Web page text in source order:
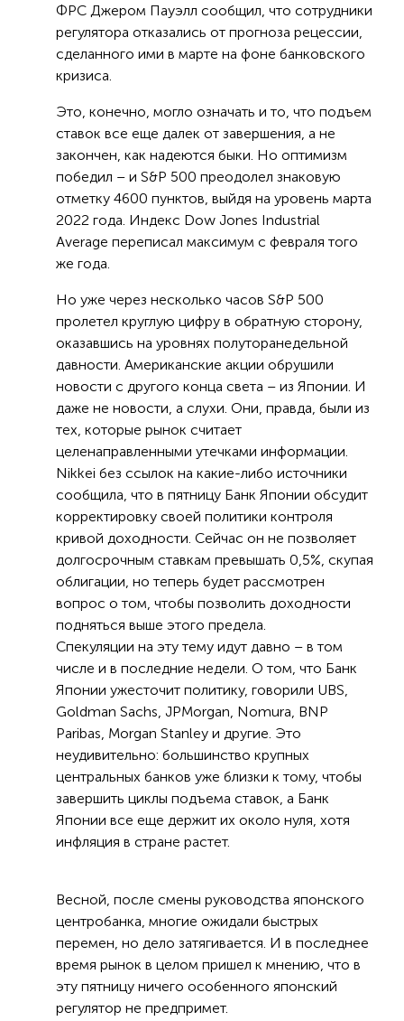
ФРС Джером Пауэлл сообщил, что сотрудники
регулятора отказались от прогноза рецессии,
сделанного ими в марте на фоне банковского
кризиса.
Это, конечно, могло означать и то, что подъем
ставок все еще далек от завершения, а не
закончен, как надеются быки. Но оптимизм
победил – и S&P 500 преодолел знаковую
отметку 4600 пунктов, выйдя на уровень марта
2022 года. Индекс Dow Jones Industrial
Average переписал максимум с февраля того
же года.
Но уже через несколько часов S&P 500
пролетел круглую цифру в обратную сторону,
оказавшись на уровнях полуторанедельной
давности. Американские акции обрушили
новости с другого конца света – из Японии. И
даже не новости, а слухи. Они, правда, были из
тех, которые рынок считает
целенаправленными утечками информации.
Nikkei без ссылок на какие-либо источники
сообщила, что в пятницу Банк Японии обсудит
корректировку своей политики контроля
кривой доходности. Сейчас он не позволяет
долгосрочным ставкам превышать 0,5%, скупая
облигации, но теперь будет рассмотрен
вопрос о том, чтобы позволить доходности
подняться выше этого предела.
Спекуляции на эту тему идут давно – в том
числе и в последние недели. О том, что Банк
Японии ужесточит политику, говорили UBS,
Goldman Sachs, JPMorgan, Nomura, BNP
Paribas, Morgan Stanley и другие. Это
неудивительно: большинство крупных
центральных банков уже близки к тому, чтобы
завершить циклы подъема ставок, а Банк
Японии все еще держит их около нуля, хотя
инфляция в стране растет.
Весной, после смены руководства японского
центробанка, многие ожидали быстрых
перемен, но дело затягивается. И в последнее
время рынок в целом пришел к мнению, что в
эту пятницу ничего особенного японский
регулятор не предпримет.